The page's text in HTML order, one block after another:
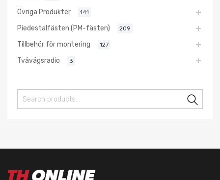
Övriga Produkter 141
Piedestalfästen (PM-fästen) 209
Tillbehör för montering 127
Tvåvägsradio 3